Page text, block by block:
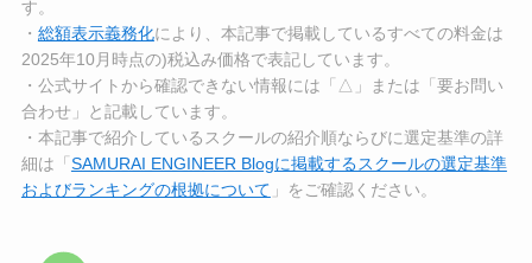
す。
・ 総額表示義務化により、本記事で掲載しているすべての料金は
2025年10月時点の)税込み価格で表記しています。
・公式サイトから確認できない情報には「△」または「要お問い
合わせ」と記載しています。
・本記事で紹介しているスクールの紹介順ならびに選定基準の詳
細は「 SAMURAI ENGINEER Blogに掲載するスクールの選定基準
およびランキングの根拠について 」をご確認ください。